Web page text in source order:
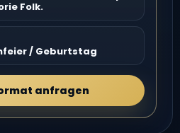
Folk.
/ Geburtstag
anfragen